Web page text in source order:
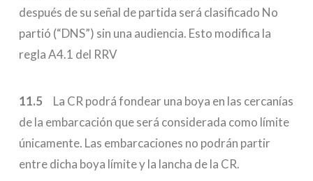
después de su señal de partida será clasificado No
partió (“DNS”) sin una audiencia. Esto modifica la
regla A4.1 del RRV
11.5 La CR podrá fondear una boya en las cercanías
de la embarcación que será considerada como límite
únicamente. Las embarcaciones no podrán partir
entre dicha boya límite y la lancha de la CR.